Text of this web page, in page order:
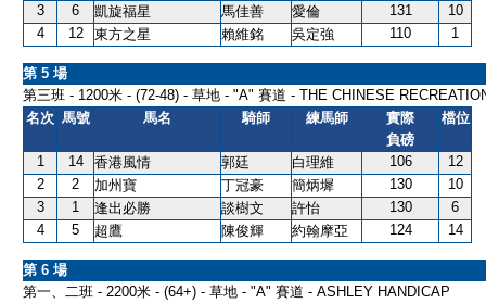
3
6 凱旋福星 馬佳善 愛倫 131
10
4
12 東方之星 賴維銘 吳定強 110 1
第 5 場
第三班 - 1200米 - (72-48) - 草地 - "A" 賽道 - THE CHINESE
名次 馬號 馬名 騎師 練馬師
實際
負磅
檔位
1 14 香港風情 郭廷 白理維 106
12
2
2 加州寶 丁冠豪 簡炳墀 130
10
3
1 逢出必勝 談樹文 許怡 130
6
4
5 超鷹 陳俊輝 約翰摩亞 124 14
第 6 場
第一、二班 - 2200米 - (64+) - 草地 - "A" 賽道 - ASHLEY HANDICAP